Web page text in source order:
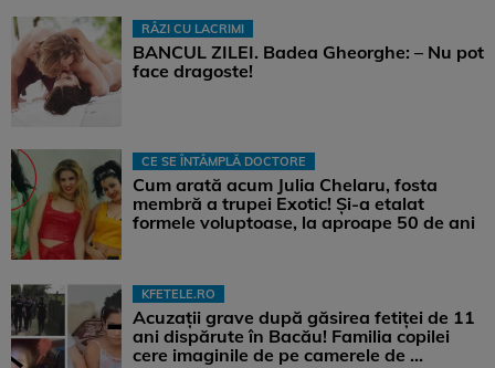
RÂZI CU LACRIMI
BANCUL ZILEI. Badea Gheorghe: – Nu pot
face dragoste!
CE SE ÎNTÂMPLĂ DOCTORE
Cum arată acum Julia Chelaru, fosta
membră a trupei Exotic! Și-a etalat
formele voluptoase, la aproape 50 de ani
KFETELE.RO
Acuzații grave după găsirea fetiței de 11
ani dispărute în Bacău! Familia copilei
cere imaginile de pe camerele de ...